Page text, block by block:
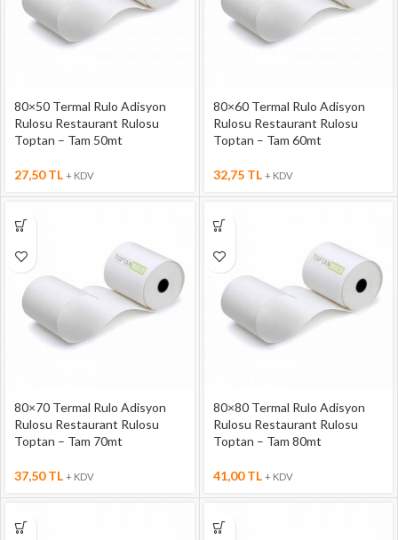
80×50 Termal Rulo Adisyon
Rulosu Restaurant Rulosu
Toptan – Tam 50mt
27,50TL + KDV
80×60 Termal Rulo Adisyon
Rulosu Restaurant Rulosu
Toptan – Tam 60mt
32,75 TL + KDV
80×70 Termal Rulo Adisyon
Rulosu Restaurant Rulosu
Toptan – Tam 70mt
37,50TL + KDV
80×80 Termal Rulo Adisyon
Rulosu Restaurant Rulosu
Toptan – Tam 80mt
41,00TL + KDV